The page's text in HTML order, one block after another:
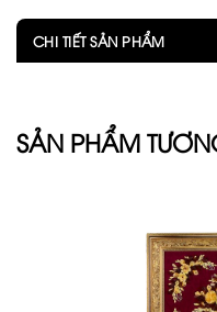
CHI TIẾT SẢN PHẨM
SẢN PHẨM